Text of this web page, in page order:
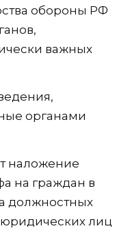
обороны РФ
важных
органами
наложение
на граждан в
должностных
лиц